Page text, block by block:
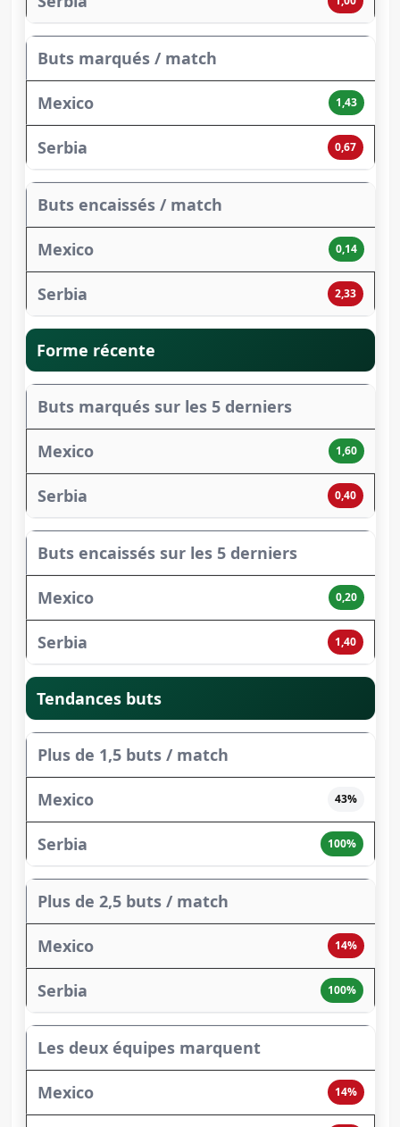
Buts marqués / match
1,43
0,67
Buts encaissés / match
0,14
2,33
Forme récente
Buts marqués sur les 5 derniers
1,60
0,40
Buts encaissés sur les 5 derniers
0,20
1,40
Tendances buts
Plus de 1,5 buts / match
43%
100%
Plus de 2,5 buts / match
14%
100%
Les deux équipes marquent
14%